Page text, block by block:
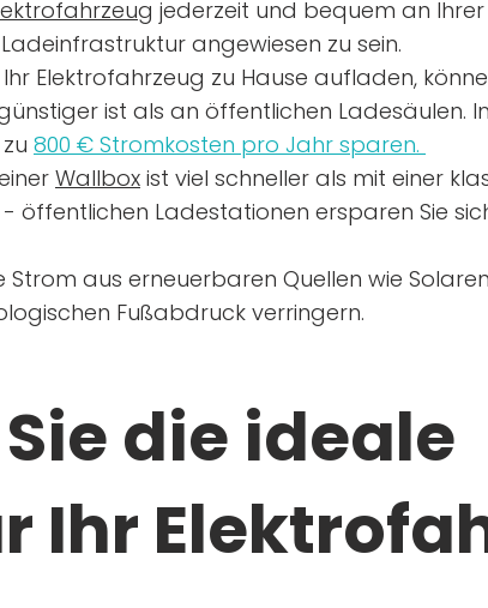
jederzeit und bequem an
angewiesen zu sein.
Ihr Elektrofahrzeug zu Hause aufladen,
ist als an öffentlichen Ladesäulen.
800 € Stromkosten pro Jahr sparen.
Wallbox ist viel schneller als mit einer
Ladestationen ersparen Sie
Strom aus erneuerbaren Quellen wie
Fußabdruck verringern.
die ideale
Ihr